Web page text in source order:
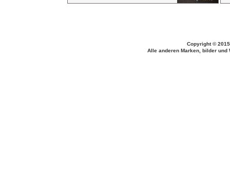
Copyright ©
Alle anderen Marken, bilder und